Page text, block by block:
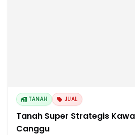
TANAH JUAL
Tanah Super Strategis
Canggu